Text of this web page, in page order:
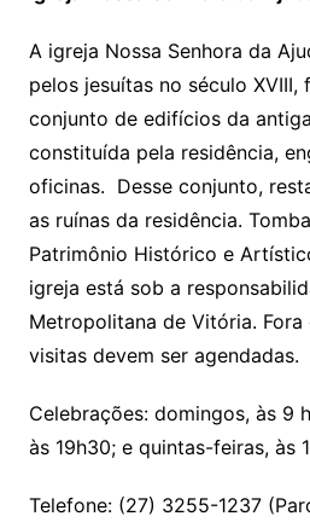
A igreja Nossa Senhora da
pelos jesuítas no século
conjunto de edifícios da
constituída pela residência,
oficinas. Desse conjunto,
as ruínas da residência.
Patrimônio Histórico e
igreja está sob a
Metropolitana de Vitória. Fora
visitas devem ser agendadas.
Celebrações: domingos, às 9
às 19h30; e quintas-feiras, às
Telefone: (27) 3255-1237